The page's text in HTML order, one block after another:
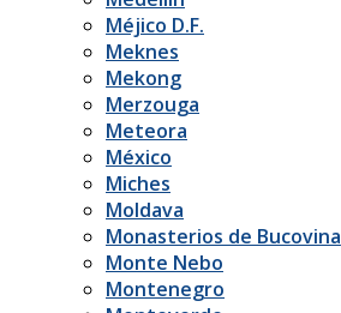
Méjico D.F.
Meknes
Mekong
Merzouga
Meteora
México
Miches
Moldava
Monasterios de Bucovina
Monte Nebo
Montenegro